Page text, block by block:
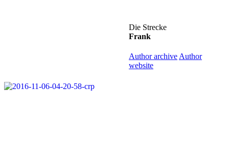
Die Strecke
Frank
Author archive Author
website